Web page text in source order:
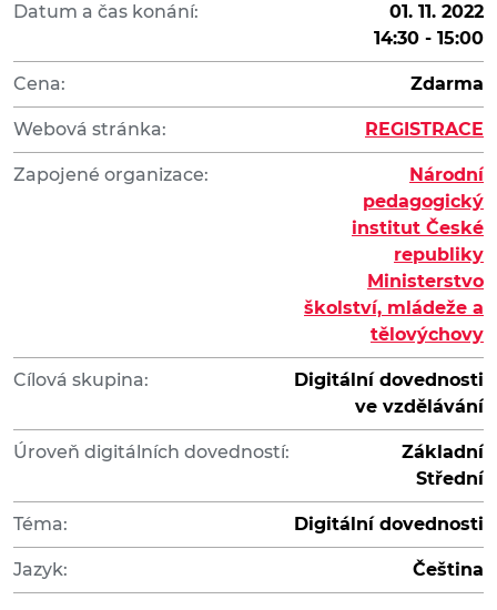
Datum a čas konání:
01. 11. 2022
14:30 - 15:00
Cena: Zdarma
Webová stránka: REGISTRACE
Zapojené organizace:
Národní
pedagogický
institut České
republiky
Ministerstvo
školství, mládeže a
tělovýchovy
Cílová skupina:
Digitální dovednosti
ve vzdělávání
Úroveň digitálních dovedností:
Základní
Střední
Téma: Digitální dovednosti
Jazyk: Čeština